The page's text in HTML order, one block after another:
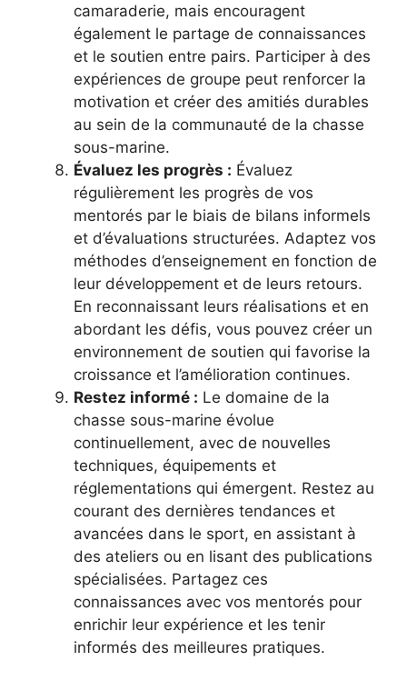
camaraderie, mais encouragent
également le partage de connaissances
et le soutien entre pairs. Participer à des
expériences de groupe peut renforcer la
motivation et créer des amitiés durables
au sein de la communauté de la chasse
sous-marine.
Évaluez les progrès : Évaluez
régulièrement les progrès de vos
mentorés par le biais de bilans informels
et d’évaluations structurées. Adaptez vos
méthodes d’enseignement en fonction de
leur développement et de leurs retours.
En reconnaissant leurs réalisations et en
abordant les défis, vous pouvez créer un
environnement de soutien qui favorise la
croissance et l’amélioration continues.
Restez informé : Le domaine de la
chasse sous-marine évolue
continuellement, avec de nouvelles
techniques, équipements et
réglementations qui émergent. Restez au
courant des dernières tendances et
avancées dans le sport, en assistant à
des ateliers ou en lisant des publications
spécialisées. Partagez ces
connaissances avec vos mentorés pour
enrichir leur expérience et les tenir
informés des meilleures pratiques.